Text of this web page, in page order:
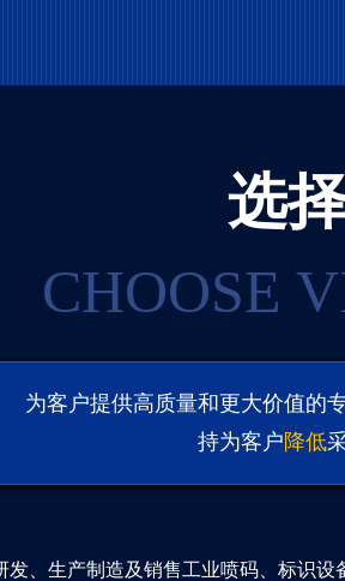
选
CHOOSE
为客户提供高质量和更大价值的
持为客户 降低
发、生产制造及销售工业喷码、标识设